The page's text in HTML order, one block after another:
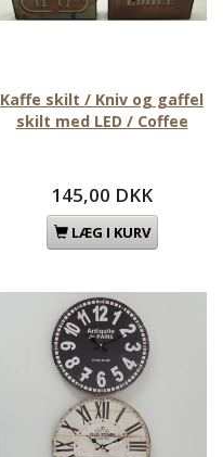
Kaffe skilt / Kniv og gaffel
skilt med LED / Coffee
145,00 DKK
LÆG I KURV